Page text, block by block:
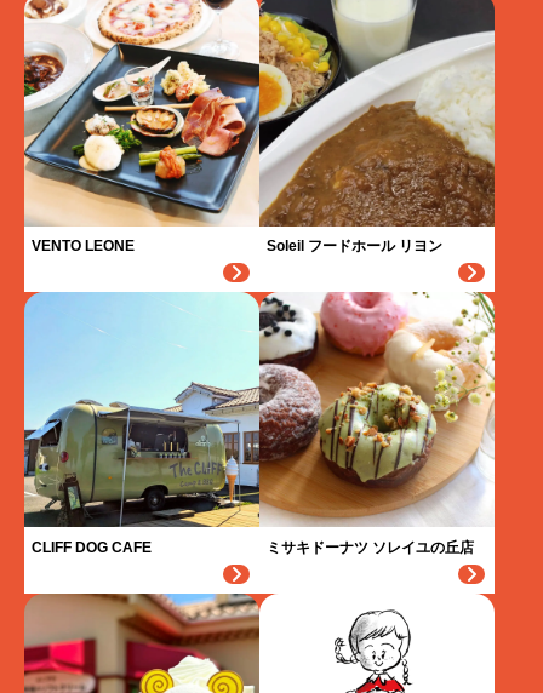
VENTO LEONE Soleil フードホール リヨン
CLIFF DOG CAFE ミサキドーナツ ソレイユの丘店